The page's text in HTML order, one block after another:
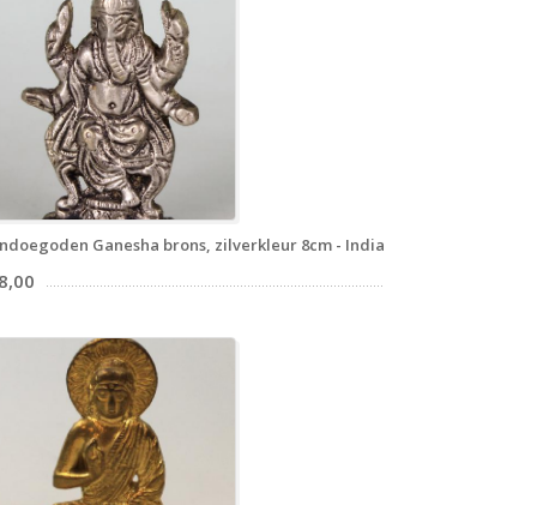
Ganesha brons, zilverkleur 8cm - India